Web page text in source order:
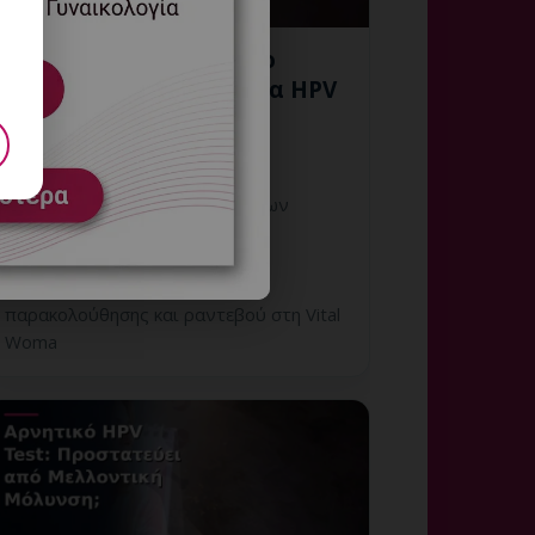
Εξατομικευμένο Πλάνο
Επόμενων Βημάτων για HPV
στη Γλυφάδα
6 Αυγούστου, 2026
Εξατομικευμένο Πλάνο Επόμενων
Βημάτων για HPV στη Γλυφάδα:
εξατομικευμένη γυναικολογική
παρακολούθησης και ραντεβού στη Vital
Woma